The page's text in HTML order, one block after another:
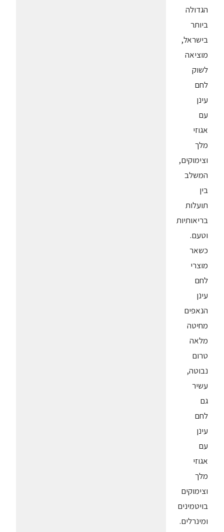
הגדולה
ביותר
בישראל,
מוציאה
לשוק
לחם
עינן
עם
אגוזי
מלך
וצימוקים,
המשלב
בין
תועלות
בריאותיות
וטעם.
כשאר
מוצרי
לחם
עינן
הנאפים
מחיטה
מלאה
טרום
נבוטה,
עשיר
גם
לחם
עינן
עם
אגוזי
מלך
וצימוקים
בויטמינים
ומינרלים.